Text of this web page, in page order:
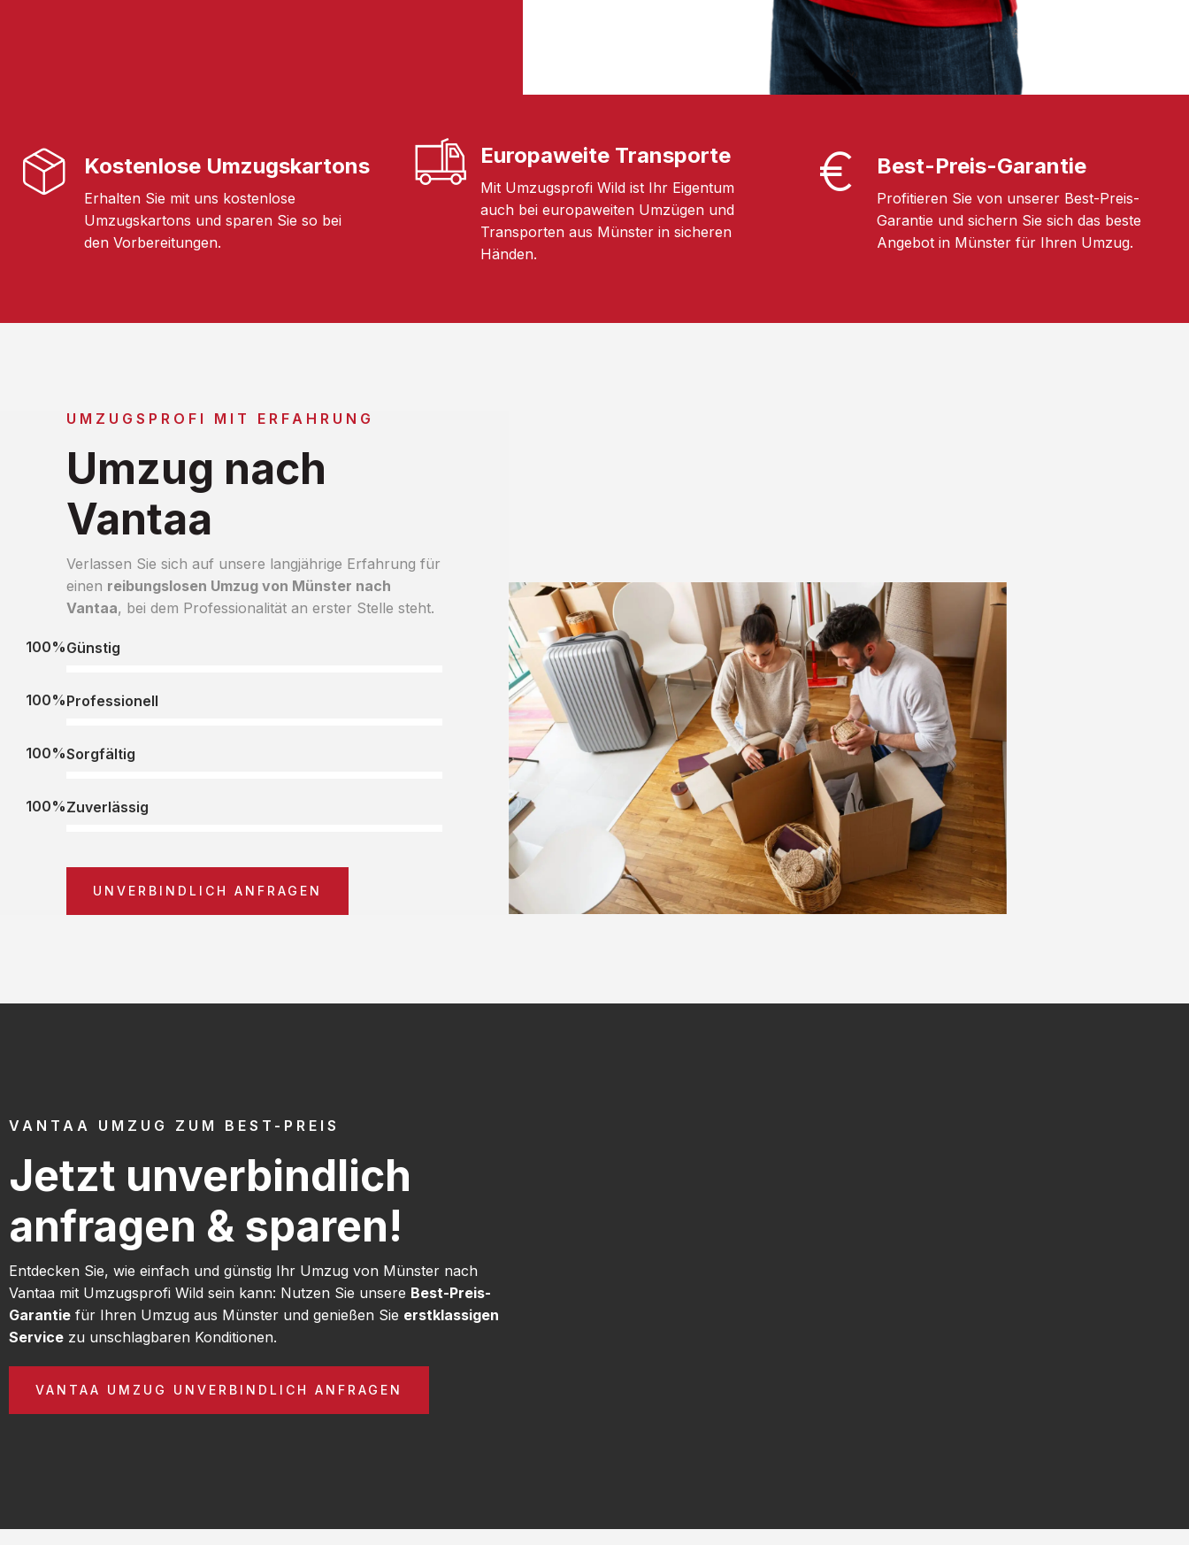
Kostenlose Umzugskartons
Erhalten Sie mit uns kostenlose
Umzugskartons und sparen Sie so bei
den Vorbereitungen.
Europaweite Transporte
Mit Umzugsprofi Wild ist Ihr Eigentum
auch bei europaweiten Umzügen und
Transporten aus Münster in sicheren
Händen.
Best-Preis-Garantie
Profitieren Sie von unserer Best-Preis-
Garantie und sichern Sie sich das beste
Angebot in Münster für Ihren Umzug.
UMZUGSPROFI MIT ERFAHRUNG
Umzug nach
Vantaa
Verlassen Sie sich auf unsere langjährige Erfahrung für
einen reibungslosen Umzug von Münster nach
Vantaa, bei dem Professionalität an erster Stelle steht.
Günstig
100%
Professionell
100%
Sorgfältig
100%
Zuverlässig
100%
UNVERBINDLICH ANFRAGEN
VANTAA UMZUG ZUM BEST-PREIS
Jetzt unverbindlich
anfragen & sparen!
Entdecken Sie, wie einfach und günstig Ihr Umzug von Münster nach
Vantaa mit Umzugsprofi Wild sein kann: Nutzen Sie unsere Best-Preis-
Garantie für Ihren Umzug aus Münster und genießen Sie erstklassigen
Service zu unschlagbaren Konditionen.
VANTAA UMZUG UNVERBINDLICH ANFRAGEN